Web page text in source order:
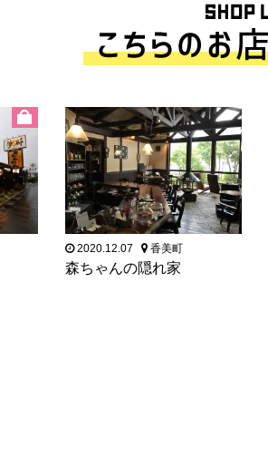
2020.12.07 香美町
森ちゃんの隠れ家